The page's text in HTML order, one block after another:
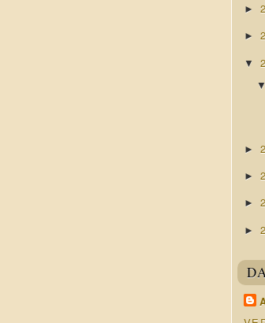
►
►
▼
►
►
►
►